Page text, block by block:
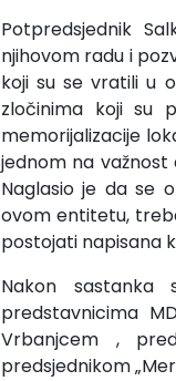
Potpredsjednik
njihovom radu i
koji su se vratili u
zločinima koji su
memorijalizacije
jednom na
Naglasio je da se
ovom entitetu,
postojati napisana
Nakon sastanka
predstavnicima
Vrbanjcem ,
predsjednikom